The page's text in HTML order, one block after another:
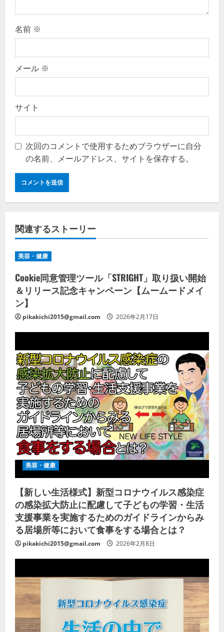
名前 ※
メール ※
サイト
次回のコメントで使用するためブラウザーに自分
の名前、メールアドレス、サイトを保存する。
関連するストーリー
美容・健康
Cookie同意管理ツール「STRIGHT」取り扱い開始
＆リリース記念キャンペーン【ムームードメイ
ン】
pikakichi2015@gmail.com 2026年2月17日
美容・健康
【新しい生活様式】新型コロナウイルス感染症
の感染拡大防止に配慮して子どもの学習・生活
支援事業を実施するためのガイドラインからみ
る居場所等において食事をする場合とは？
pikakichi2015@gmail.com 2026年2月8日